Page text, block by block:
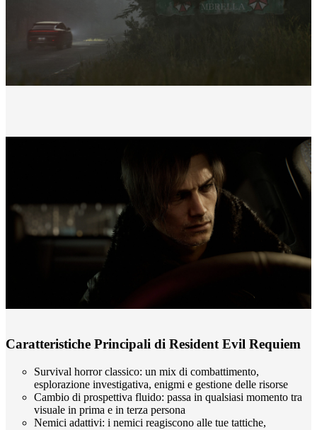
Caratteristiche Principali di Resident Evil Requiem
Survival horror classico: un mix di combattimento,
esplorazione investigativa, enigmi e gestione delle risorse
Cambio di prospettiva fluido: passa in qualsiasi momento tra
visuale in prima e in terza persona
Nemici adattivi: i nemici reagiscono alle tue tattiche,